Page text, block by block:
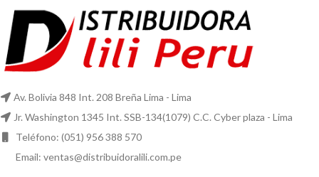
Av. Bolivia 848 Int. 208 Breña Lima - Lima
Jr. Washington 1345 Int. SSB-134(1079) C.C. Cyber plaza - Lima
Teléfono: (051) 956 388 570
Email: ventas@distribuidoralili.com.pe